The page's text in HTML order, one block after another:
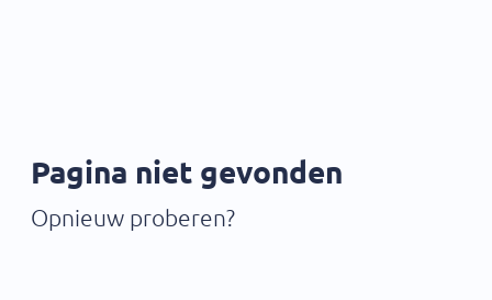
Pagina niet gevonden
Opnieuw proberen?